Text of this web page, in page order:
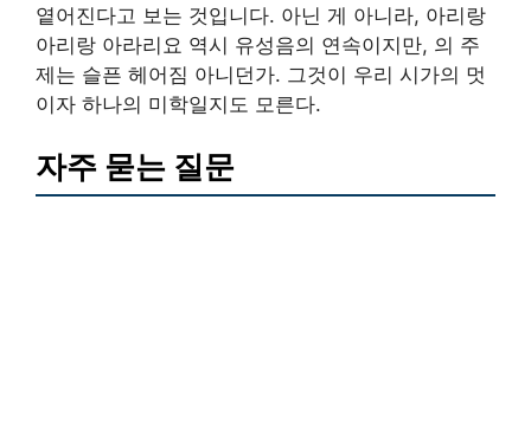
옅어진다고 보는 것입니다. 아닌 게 아니라, 아리랑
아리랑 아라리요 역시 유성음의 연속이지만, 의 주
제는 슬픈 헤어짐 아니던가. 그것이 우리 시가의 멋
이자 하나의 미학일지도 모른다.
자주 묻는 질문